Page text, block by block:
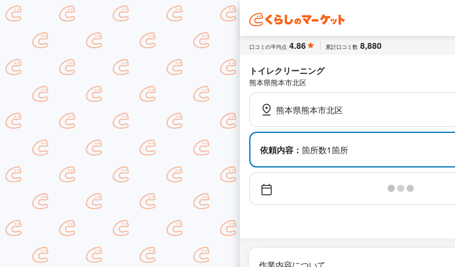
口コミの平均点 4.86 累計口コミ数 8,880
トイレクリーニング
熊本県熊本市北区
熊本県熊本市北区
依頼内容： 箇所数1箇所
作業内容について